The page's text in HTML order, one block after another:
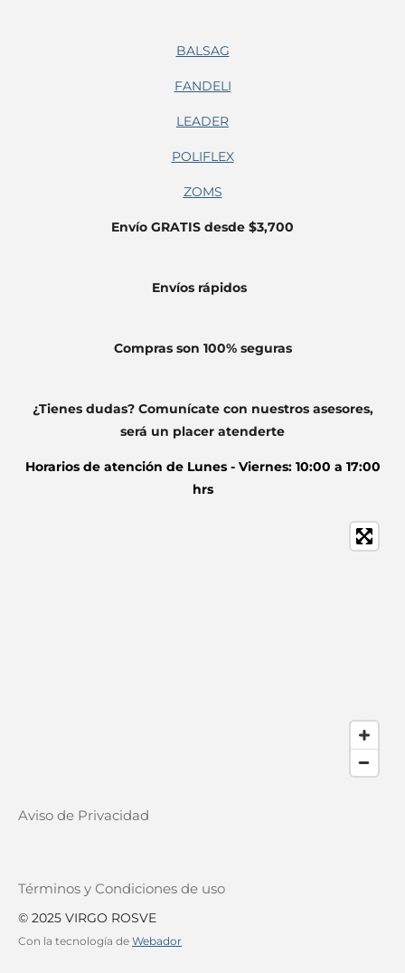
BALSAG
FANDELI
LEADER
POLIFLEX
ZOMS
Envío GRATIS desde $3,700
Envíos rápidos
Compras son 100% seguras
¿Tienes dudas? Comunícate con nuestros asesores,
será un placer atenderte
Horarios de atención de Lunes - Viernes: 10:00 a 17:00
hrs
Aviso de Privacidad
Términos y Condiciones de uso
© 2025 VIRGO ROSVE
Con la tecnología de Webador